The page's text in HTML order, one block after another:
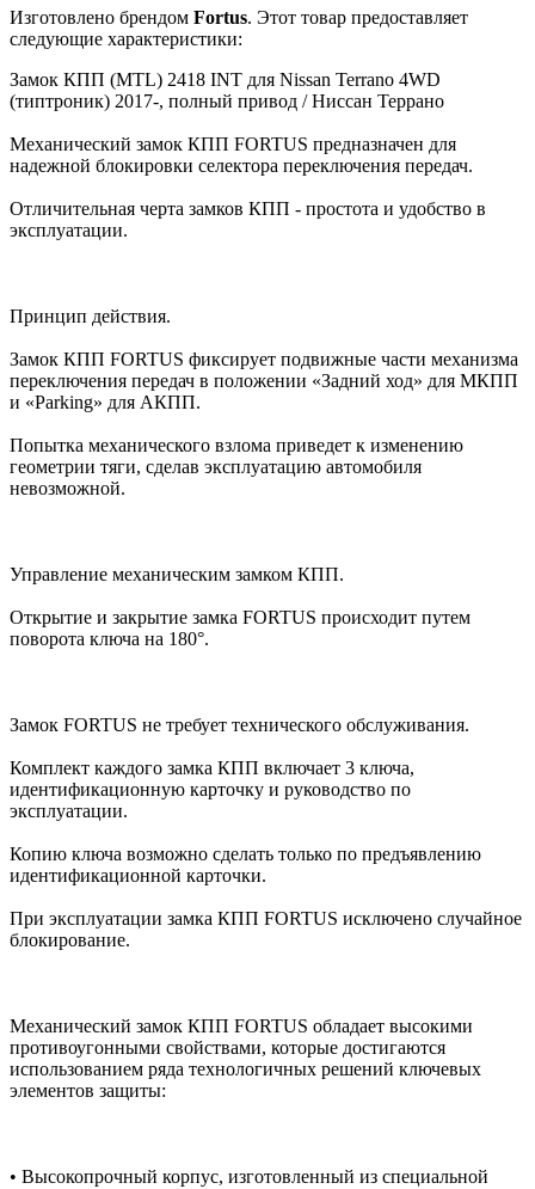
Изготовлено брендом Fortus. Этот товар предоставляет
следующие характеристики:
Замок КПП (MTL) 2418 INT для Nissan Terrano 4WD
(типтроник) 2017-, полный привод / Ниссан Террано
Механический замок КПП FORTUS предназначен для
надежной блокировки селектора переключения передач.
Отличительная черта замков КПП - простота и удобство в
эксплуатации.
Принцип действия.
Замок КПП FORTUS фиксирует подвижные части механизма
переключения передач в положении «Задний ход» для МКПП
и «Parking» для АКПП.
Попытка механического взлома приведет к изменению
геометрии тяги, сделав эксплуатацию автомобиля
невозможной.
Управление механическим замком КПП.
Открытие и закрытие замка FORTUS происходит путем
поворота ключа на 180°.
Замок FORTUS не требует технического обслуживания.
Комплект каждого замка КПП включает 3 ключа,
идентификационную карточку и руководство по
эксплуатации.
Копию ключа возможно сделать только по предъявлению
идентификационной карточки.
При эксплуатации замка КПП FORTUS исключено случайное
блокирование.
Механический замок КПП FORTUS обладает высокими
противоугонными свойствами, которые достигаются
использованием ряда технологичных решений ключевых
элементов защиты:
• Высокопрочный корпус, изготовленный из специальной